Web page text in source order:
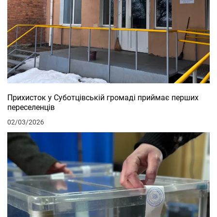
Прихисток у Суботцівській громаді приймає перших
переселенців
02/03/2026